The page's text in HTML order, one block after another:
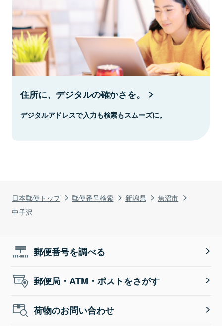
日本郵便トップ 郵便番号検索 新潟県
魚沼市
中子沢
住所に、デジタルの確かさを。
デジタルアドレスで入力も検索もスムーズに。
郵便番号を調べる
郵便局・ATM・ポストをさがす
荷物のお問い合わせ